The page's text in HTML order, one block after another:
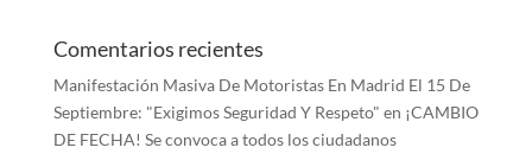
Comentarios recientes
Manifestación Masiva De Motoristas En Madrid El 15 De
Septiembre: "Exigimos Seguridad Y Respeto" en ¡CAMBIO
DE FECHA! Se convoca a todos los ciudadanos